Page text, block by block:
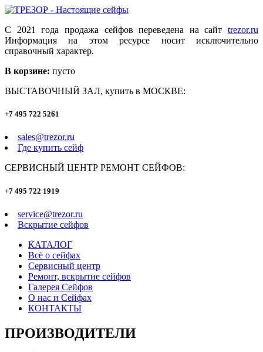
С 2021 года продажа сейфов переведена на сайт trezor.ru
Информация на этом ресурсе носит исключительно
справочный характер.
В корзине: пусто
ВЫСТАВОЧНЫЙ ЗАЛ, купить в МОСКВЕ:
+7 495 722 5261
sales@trezor.ru
Где купить сейф
СЕРВИСНЫЙ ЦЕНТР РЕМОНТ СЕЙФОВ:
+7 495 722 1919
service@trezor.ru
Вскрытие сейфов
КАТАЛОГ
Всё о сейфах
Сервисный центр
Ремонт, вскрытие сейфов
Галерея Сейфов
О нас и Сейфах
КОНТАКТЫ
ПРОИЗВОДИТЕЛИ